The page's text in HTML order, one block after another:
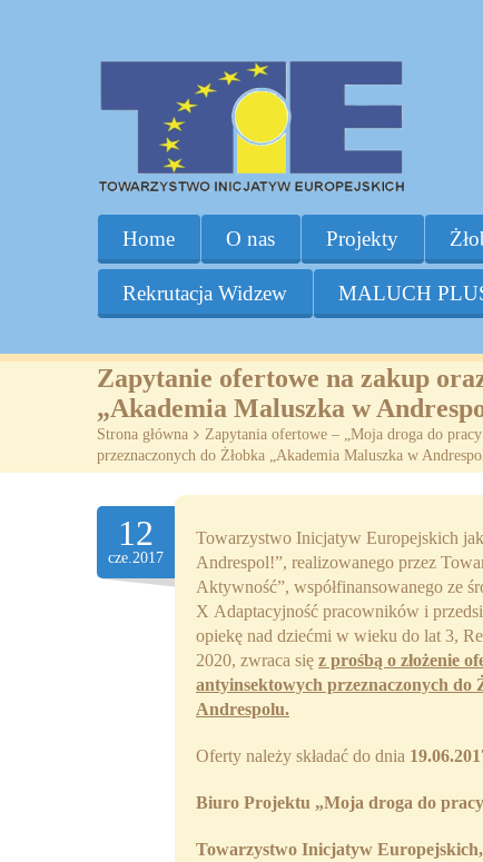
Home O nas Projekty
Rekrutacja Widzew MALUCH
Zapytanie ofertowe na zakup
„Akademia Maluszka w
Strona główna > Zapytania ofertowe – „Moja droga do
przeznaczonych do Żłobka „Akademia Maluszka w
12
cze.2017
Towarzystwo Inicjatyw Europejskich
Andrespol!”, realizowanego przez
Aktywność”, współfinansowanego ze
X Adaptacyjność pracowników i
opiekę nad dziećmi w wieku do lat 3,
2020, zwraca się z prośbą o złożenie
antyinsektowych przeznaczonych
Andrespolu.
Oferty należy składać do dnia
Biuro Projektu „Moja droga do
Towarzystwo Inicjatyw